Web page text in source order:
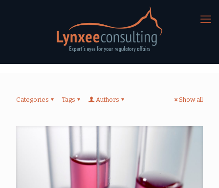
Categories Tags Authors Show all